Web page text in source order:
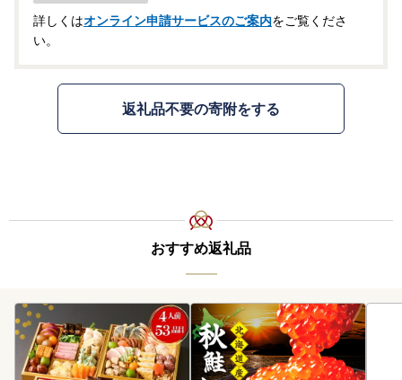
詳しくはオンライン申請サービスのご案内をご覧くださ
い。
返礼品不要の寄附をする
おすすめ返礼品